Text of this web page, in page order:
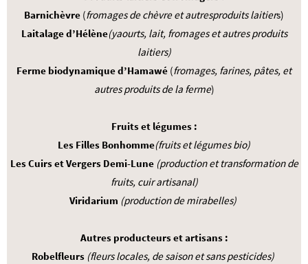
Barnichèvre (fromages de chèvre et autresproduits laitiers)
Laitalage d’Hélène(yaourts, lait, fromages et autres produits
laitiers)
Ferme biodynamique d’Hamawé (fromages, farines, pâtes, et
autres produits de la ferme)
Fruits et légumes :
Les Filles Bonhomme(fruits et légumes bio)
Les Cuirs et Vergers Demi-Lune (production et transformation de
fruits, cuir artisanal)
Viridarium (production de mirabelles)
Autres producteurset artisans :
Robelfleurs (fleurs locales, de saison et sans pesticides)